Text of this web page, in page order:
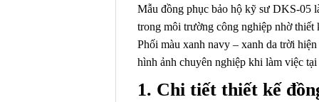
Mẫu đồng phục bảo hộ kỹ sư DKS-05
trong môi trường công nghiệp nhờ thiết
Phối màu xanh navy – xanh da trời
hình ảnh chuyên nghiệp khi làm việc
1. Chi tiết thiết kế